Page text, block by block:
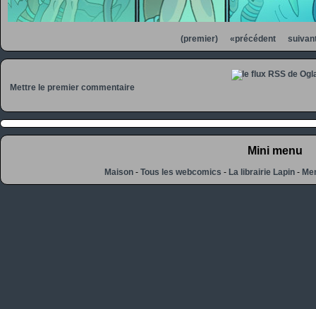
(premier) «précédent
Mettre le premier commentaire
Mini menu
Maison -Tous les webcomics -La librairie Lapin -